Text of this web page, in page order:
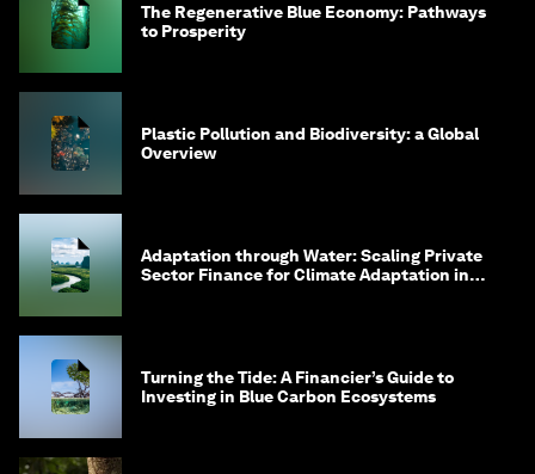
The Regenerative Blue Economy: Pathways
to Prosperity
Plastic Pollution and Biodiversity: a Global
Overview
Adaptation through Water: Scaling Private
Sector Finance for Climate Adaptation in
Turning the Tide: A Financier’s Guide to
Investing in Blue Carbon Ecosystems